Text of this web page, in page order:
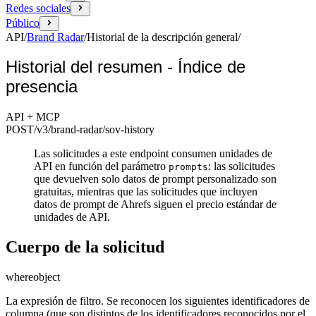
Redes sociales
Público
API/Brand Radar/Historial de la descripción general/
Historial del resumen - Índice de
presencia
API + MCP
POST/v3/brand-radar/sov-history
Las solicitudes a este endpoint consumen unidades de
API en función del parámetro prompts: las solicitudes
que devuelven solo datos de prompt personalizado son
gratuitas, mientras que las solicitudes que incluyen
datos de prompt de Ahrefs siguen el precio estándar de
unidades de API.
Cuerpo de la solicitud
whereobject
La expresión de filtro. Se reconocen los siguientes identificadores de